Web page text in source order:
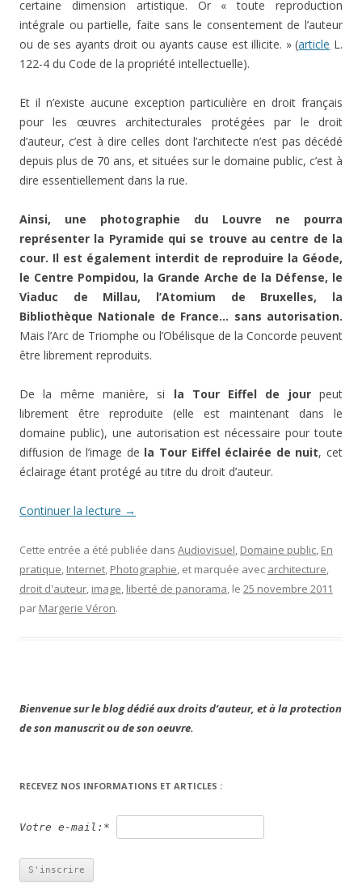
certaine dimension artistique. Or « toute reproduction
intégrale ou partielle, faite sans le consentement de l’auteur
ou de ses ayants droit ou ayants cause est illicite. » (article L.
122-4 du Code de la propriété intellectuelle).
Et il n’existe aucune exception particulière en droit français
pour les œuvres architecturales protégées par le droit
d’auteur, c’est à dire celles dont l’architecte n’est pas décédé
depuis plus de 70 ans, et situées sur le domaine public, c’est à
dire essentiellement dans la rue.
Ainsi, une photographie du Louvre ne pourra
représenter la Pyramide qui se trouve au centre de la
cour. Il est également interdit de reproduire la Géode,
le Centre Pompidou, la Grande Arche de la Défense, le
Viaduc de Millau, l’Atomium de Bruxelles, la
Bibliothèque Nationale de France… sans autorisation.
Mais l’Arc de Triomphe ou l’Obélisque de la Concorde peuvent
être librement reproduits.
De la même manière, si la Tour Eiffel de jour peut
librement être reproduite (elle est maintenant dans le
domaine public), une autorisation est nécessaire pour toute
diffusion de l’image de la Tour Eiffel éclairée de nuit, cet
éclairage étant protégé au titre du droit d’auteur.
Continuer la lecture →
Cette entrée a été publiée dans Audiovisuel, Domaine public, En
pratique, Internet, Photographie, et marquée avec architecture,
droit d'auteur, image, liberté de panorama, le 25 novembre 2011
par Margerie Véron.
Bienvenue sur le blog dédié aux droits d’auteur, et à la protection
de son manuscrit ou de son oeuvre.
RECEVEZ NOS INFORMATIONS ET ARTICLES :
Votre e-mail:*